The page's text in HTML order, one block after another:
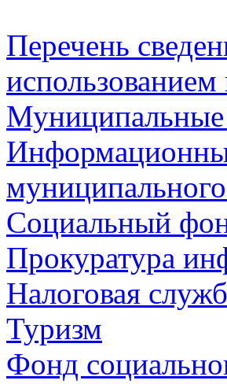
Перечень
использованием
Муниципальные
Социальный
Прокуратура
Налоговая
Туризм
Фонд